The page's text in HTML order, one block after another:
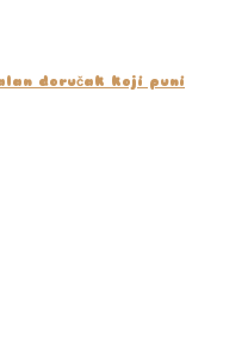
doručak koji puni